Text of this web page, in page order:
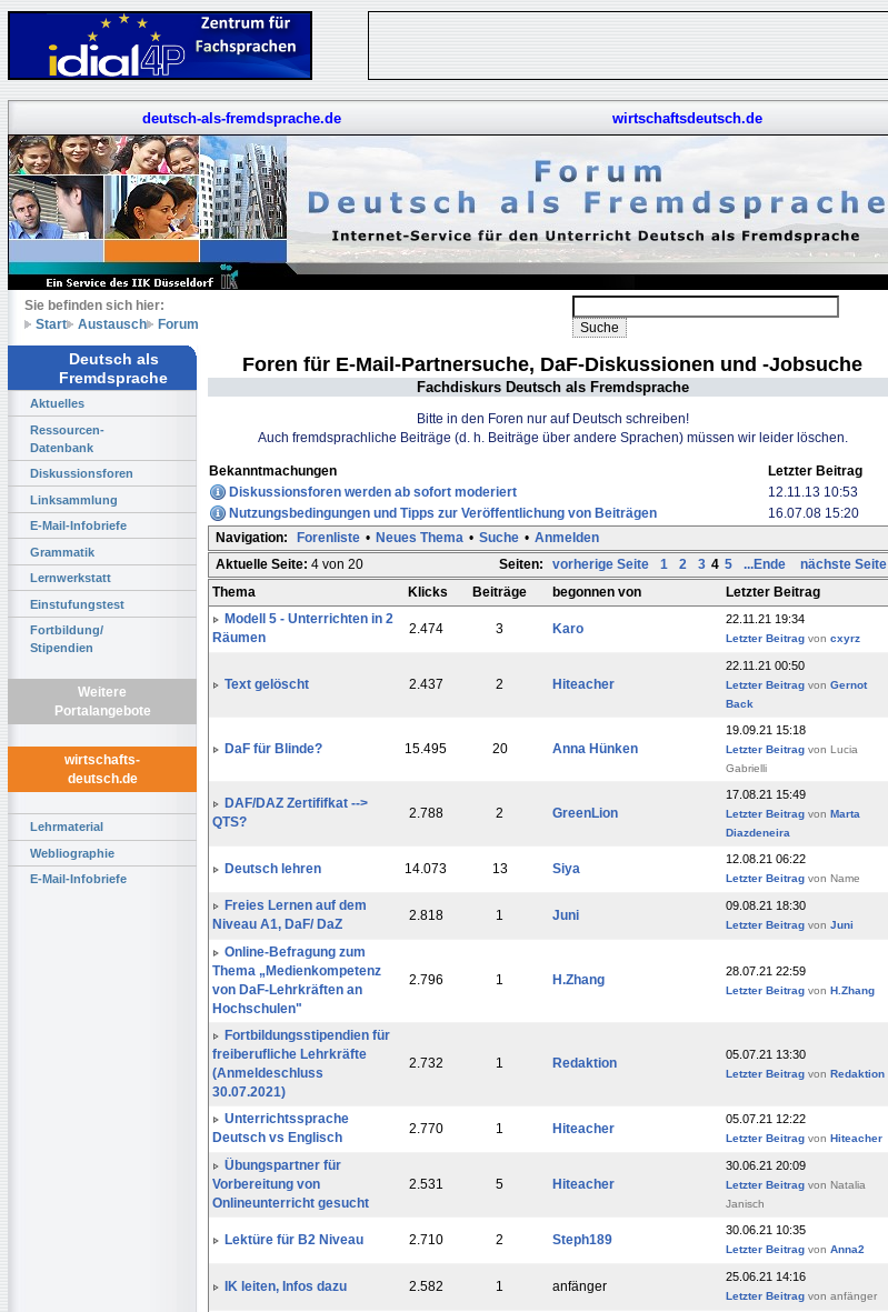
deutsch-als-fremdsprache.de wirtschaftsdeutsch.de
Sie befinden sich hier:
Start
Austausch Forum
Deutsch als
Fremdsprache
Aktuelles
Ressourcen-
Datenbank
Diskussionsforen
Linksammlung
E-Mail-Infobriefe
Grammatik
Lernwerkstatt
Einstufungstest
Fortbildung/
Stipendien
Weitere
Portalangebote
wirtschafts-
deutsch.de
Lehrmaterial
Webliographie
E-Mail-Infobriefe
Foren für E-Mail-Partnersuche, DaF-Diskussionen und -Jobsuche
Fachdiskurs Deutsch als Fremdsprache
Bitte in den Foren nur auf Deutsch schreiben!
Auch fremdsprachliche Beiträge (d. h. Beiträge über andere Sprachen) müssen wir leider löschen.
Bekanntmachungen
Letzter Beitrag
Diskussionsforen werden ab sofort moderiert
12.11.13 10:53
Nutzungsbedingungen und Tipps zur Veröffentlichung von Beiträgen
16.07.08 15:20
Navigation:
Forenliste • Neues Thema • Suche • Anmelden
Seiten:
vorherige Seite 1 2 3 4 5 ...Ende nächste Seite
Aktuelle Seite: 4 von 20
Thema
Klicks Beiträge begonnen von
Letzter Beitrag
Modell 5 - Unterrichten in 2
Räumen
2.474 3 Karo
22.11.21 19:34
Letzter Beitrag von cxyrz
Text gelöscht 2.437 2 Hiteacher
22.11.21 00:50
Letzter Beitrag von Gernot
Back
DaF für Blinde? 15.495 20 Anna Hünken
19.09.21 15:18
Letzter Beitrag von Lucia
Gabrielli
DAF/DAZ Zertififkat -->
QTS?
2.788 2 GreenLion
17.08.21 15:49
Letzter Beitrag von Marta
Diazdeneira
Deutsch lehren 14.073 13 Siya
12.08.21 06:22
Letzter Beitrag von Name
Freies Lernen auf dem
Niveau A1, DaF/ DaZ
2.818 1 Juni
09.08.21 18:30
Letzter Beitrag von Juni
Online-Befragung zum
Thema „Medienkompetenz
von DaF-Lehrkräften an
Hochschulen"
2.796 1 H.Zhang
28.07.21 22:59
Letzter Beitrag von H.Zhang
Fortbildungsstipendien für
freiberufliche Lehrkräfte
(Anmeldeschluss
30.07.2021)
2.732 1 Redaktion
05.07.21 13:30
Letzter Beitrag von Redaktion
Unterrichtssprache
Deutsch vs Englisch
2.770 1 Hiteacher
05.07.21 12:22
Letzter Beitrag von Hiteacher
Übungspartner für
Vorbereitung von
Onlineunterricht gesucht
2.531 5 Hiteacher
30.06.21 20:09
Letzter Beitrag von Natalia
Janisch
Lektüre für B2 Niveau 2.710 2 Steph189
30.06.21 10:35
Letzter Beitrag von Anna2
IK leiten, Infos dazu 2.582 1 anfänger
25.06.21 14:16
Letzter Beitrag von anfänger